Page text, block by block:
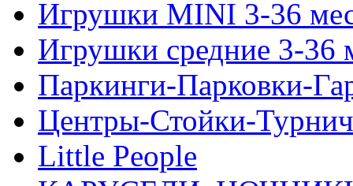
Игрушки MINI 3-36
Игрушки средние 3-36
Паркинги-Парковки-
Центры-Стойки-
Little People